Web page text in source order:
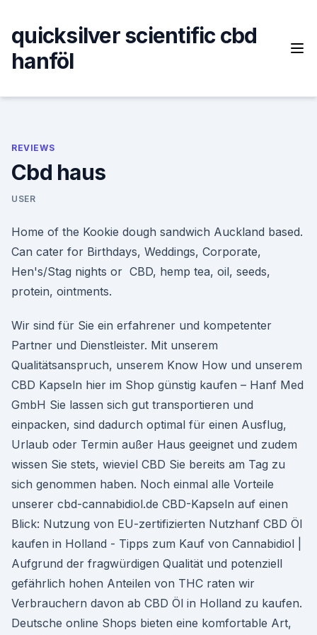
content
quicksilver scientific cbd
hanföl
REVIEWS
Cbd haus
USER
Home of the Kookie dough sandwich Auckland based.
Can cater for Birthdays, Weddings, Corporate,
Hen's/Stag nights or CBD, hemp tea, oil, seeds,
protein, ointments.
Wir sind für Sie ein erfahrener und kompetenter
Partner und Dienstleister. Mit unserem
Qualitätsanspruch, unserem Know How und unserem
CBD Kapseln hier im Shop günstig kaufen – Hanf Med
GmbH Sie lassen sich gut transportieren und
einpacken, sind dadurch optimal für einen Ausflug,
Urlaub oder Termin außer Haus geeignet und zudem
wissen Sie stets, wieviel CBD Sie bereits am Tag zu
sich genommen haben. Noch einmal alle Vorteile
unserer cbd-cannabidiol.de CBD-Kapseln auf einen
Blick: Nutzung von EU-zertifizierten Nutzhanf CBD Öl
kaufen in Holland - Tipps zum Kauf von Cannabidiol |
Aufgrund der fragwürdigen Qualität und potenziell
gefährlich hohen Anteilen von THC raten wir
Verbrauchern davon ab CBD Öl in Holland zu kaufen.
Deutsche online Shops bieten eine komfortable Art,